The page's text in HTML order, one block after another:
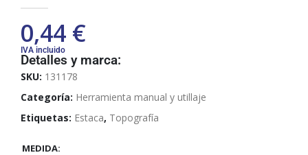
0,44 €
IVA incluido
Detalles y marca:
SKU: 131178
Categoría: Herramienta manual y utillaje
Etiquetas: Estaca, Topografía
MEDIDA